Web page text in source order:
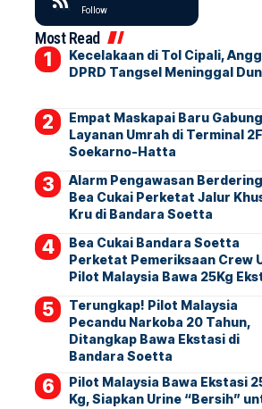
Follow
Most Read
Kecelakaan di Tol Cipali,
DPRD Tangsel Meninggal
Empat Maskapai Baru Gabung
Layanan Umrah di Terminal 2F
Soekarno-Hatta
Alarm Pengawasan
Bea Cukai Perketat Jalur
Kru di Bandara Soetta
Bea Cukai Bandara Soetta
Perketat Pemeriksaan Crew
Pilot Malaysia Bawa 25Kg
Terungkap! Pilot Malaysia
Pecandu Narkoba 20 Tahun,
Ditangkap Bawa Ekstasi di
Bandara Soetta
Pilot Malaysia Bawa Ekstasi
Kg, Siapkan Urine “Bersih”